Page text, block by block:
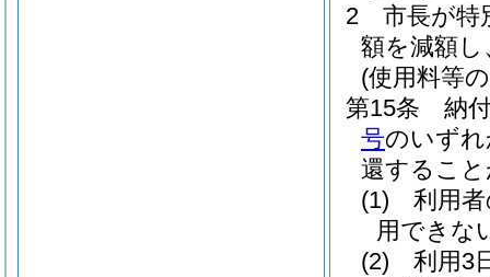
2
市長が特
額を減額
(使用料等
第15条
納
号のいず
還するこ
(1)
利用
用できな
(2)
利用3